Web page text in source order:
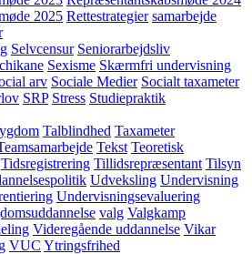
2025 Rettestrategier samarbejde
Selvcensur Seniorarbejdsliv
Sexisme Skærmfri undervisning
arv Sociale Medier Socialt taxameter
SRP Stress Studiepraktik
Talblindhed Taxameter
Tekst Teoretisk
Tidsregistrering Tillidsrepræsentant Tilsyn
Udveksling Undervisning
Undervisningsevaluering
valg Valgkamp
Videregående uddannelse Vikar
VUC Ytringsfrihed